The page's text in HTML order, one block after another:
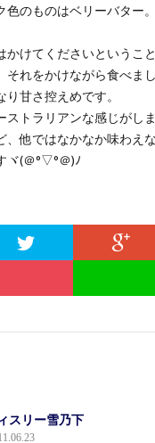
色のものはベリーバター
かけてくださいというこ
れをかけながら食べまし
甘さ控えめです。
ストラリアンな感じがしま
、他ではなかなか味わえ
ヾ(＠°▽°＠)ﾉ
スリー雪乃下